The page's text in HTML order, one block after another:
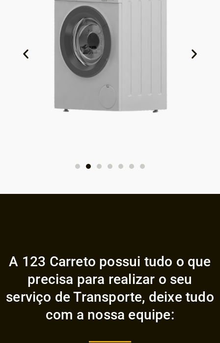
A 123 Carreto possui tudo o que
precisa para realizar o seu
serviço de Transporte, deixe tudo
com a nossa equipe: